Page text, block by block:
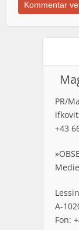
PR/
+43
A-
Fon: